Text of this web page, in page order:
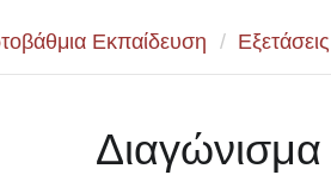
Εκπαίδευση /